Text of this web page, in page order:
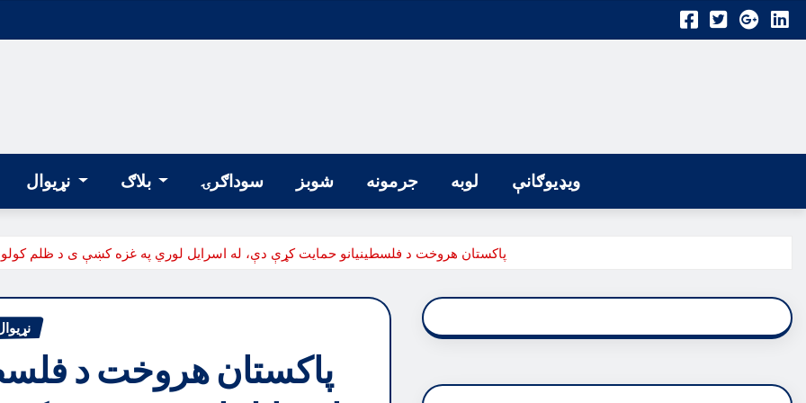
بلاګ سوداګرۍ شوبز جرمونه لوبه ویډیوګانې
پاکستان هروخت د فلسطینیانو حمایت کړې دې، له اسرایل لوري په غزه کښې ی د ظلم کولو
پاکستان هروخت د